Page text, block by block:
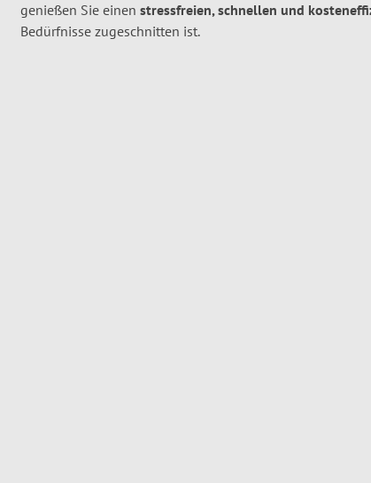
genießen Sie einen stressfreien, schnellen und
Bedürfnisse zugeschnitten ist.